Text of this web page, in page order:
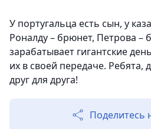
У португальца есть сын, у
Роналду– брюнет, Петрова –
зарабатывает гигантские
их в своей передаче. Ребята,
друг для друга!
Поделитесь